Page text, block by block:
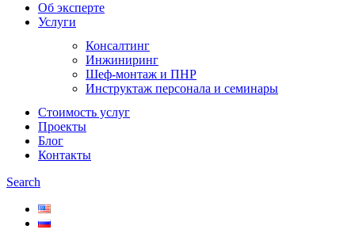
Об эксперте
Услуги
Консалтинг
Инжиниринг
Шеф-монтаж и ПНР
Инструктаж персонала и семинары
Стоимость услуг
Проекты
Блог
Контакты
Search